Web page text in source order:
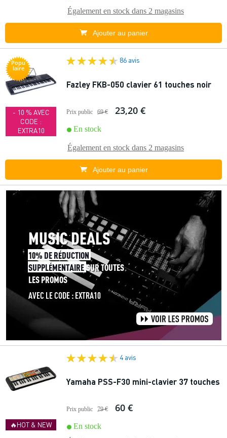
Également en stock dans 2 magasins
Ajouter au panier
Popu
laire
- 10 % AVEC
CODE :
EXTRA10
86 avis
Fazley FKB-050 clavier 61 touches noir
Prix public 69 € 23,20 €
En stock
Également en stock dans 2 magasins
Ajouter au panier
🔥HOT & NEW
4 avis
Yamaha PSS-F30 mini-clavier 37 touches
Prix public 79 € 60 €
En stock